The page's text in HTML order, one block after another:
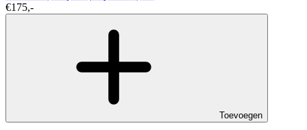
€175,-
Toevoegen